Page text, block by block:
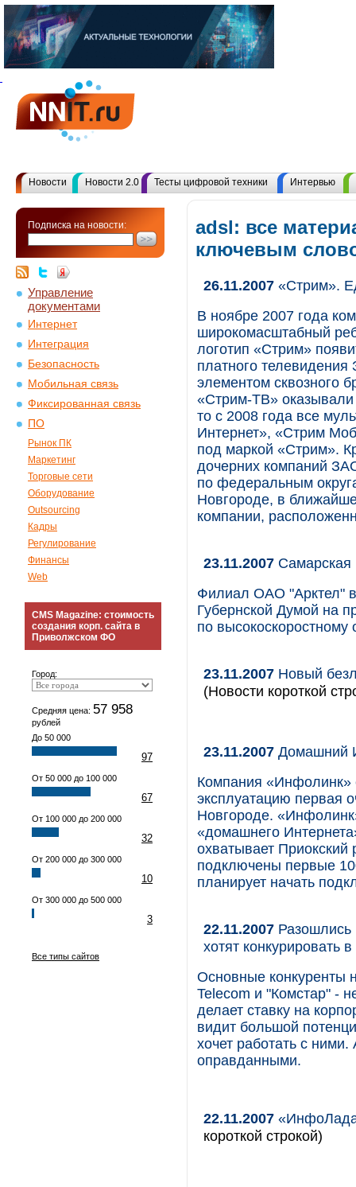
Новости Новости 2.0 Тесты цифровой техники Интервью
Подписка на новости:
Управление
документами
Интернет
Интеграция
Безопасность
Мобильная связь
Фиксированная связь
ПО
Рынок ПК
Маркетинг
Торговые сети
Оборудование
Outsourcing
Кадры
Регулирование
Финансы
Web
CMS Magazine: стоимость
создания корп. сайта в
Приволжском ФО
Город:
Средняя цена: 57 958
рублей
До 50 000
97
От 50 000 до 100 000
67
От 100 000 до 200 000
32
От 200 000 до 300 000
10
От 300 000 до 500 000
3
Все типы сайтов
adsl: все
ключевым
26.11.2007 «Стрим».
В ноябре 2007 года
широкомасштабный
логотип «Стрим»
платного
элементом сквозного
«Стрим-ТВ»
то с 2008 года все
Интернет», «Стрим
под маркой «Стрим».
дочерних компаний
по федеральным
Новгороде, в
компании,
23.11.2007 Самарская
Филиал ОАО "Арктел"
Губернской Думой на
по высокоскоростному
23.11.2007 Новый
(Новости короткой
23.11.2007 Домашний
Компания «Инфолинк»
эксплуатацию первая
Новгороде.
«домашнего
охватывает
подключены первые
планирует начать
22.11.2007 Разошлись
хотят конкурировать
Основные конкуренты
Telecom и "Комстар" -
делает ставку на
видит большой
хочет работать с
оправданными.
22.11.2007
короткой строкой)